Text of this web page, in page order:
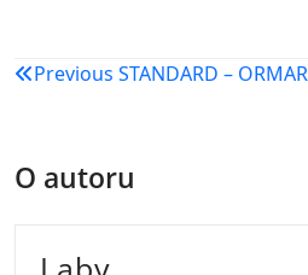
Navigacija
Previous STANDARD –
O autoru